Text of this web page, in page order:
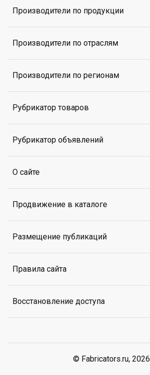
Производители по продукции
Производители по отраслям
Производители по регионам
Рубрикатор товаров
Рубрикатор объявлений
О сайте
Продвижение в каталоге
Размещение публикаций
Правила сайта
Восстановление доступа
© Fabricators.ru, 2026